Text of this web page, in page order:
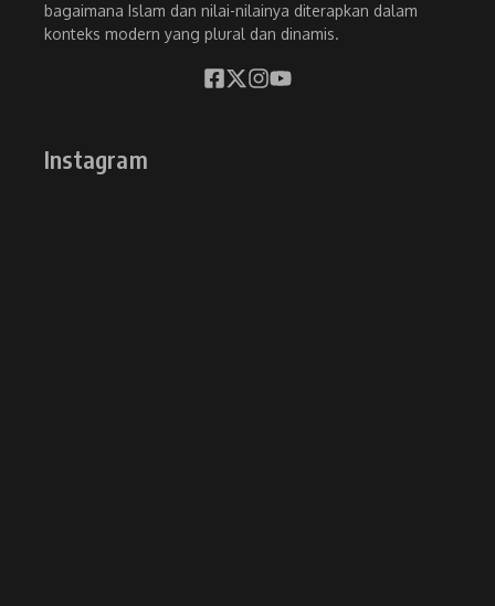
bagaimana Islam dan nilai-nilainya diterapkan dalam
konteks modern yang plural dan dinamis.
Instagram